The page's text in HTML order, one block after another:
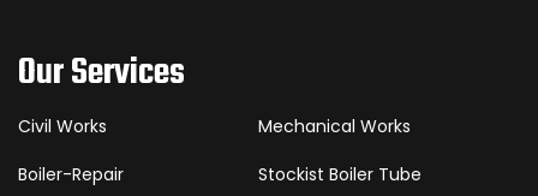
Our Services
Civil Works
Mechanical Works
Boiler-Repair
Stockist Boiler Tube